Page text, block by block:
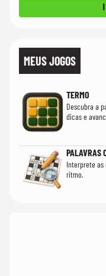
MEUS JOGOS
TERMO
Descubra a
dicas e
PALAVRAS
Interprete
ritmo.